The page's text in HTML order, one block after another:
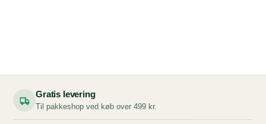
Gratis levering
Til pakkeshop ved køb over 499 kr.